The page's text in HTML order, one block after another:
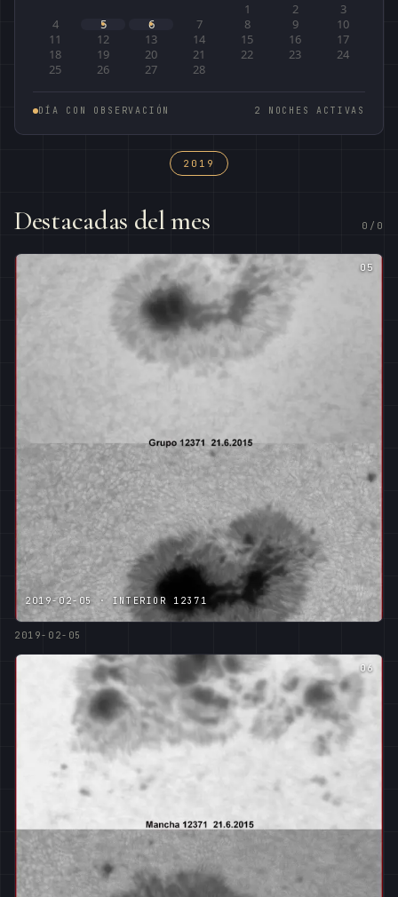
1 2
3
4
5 6 7 8 9
10
11
12 13 14 15 16
17
18
19 20 21 22 23
24
25
26 27 28
DÍA CON OBSERVACIÓN 2 NOCHES ACTIVAS
2019
Destacadas del mes 0/0
05
2019-02-05 · INTERIOR 12371
2019-02-05
06